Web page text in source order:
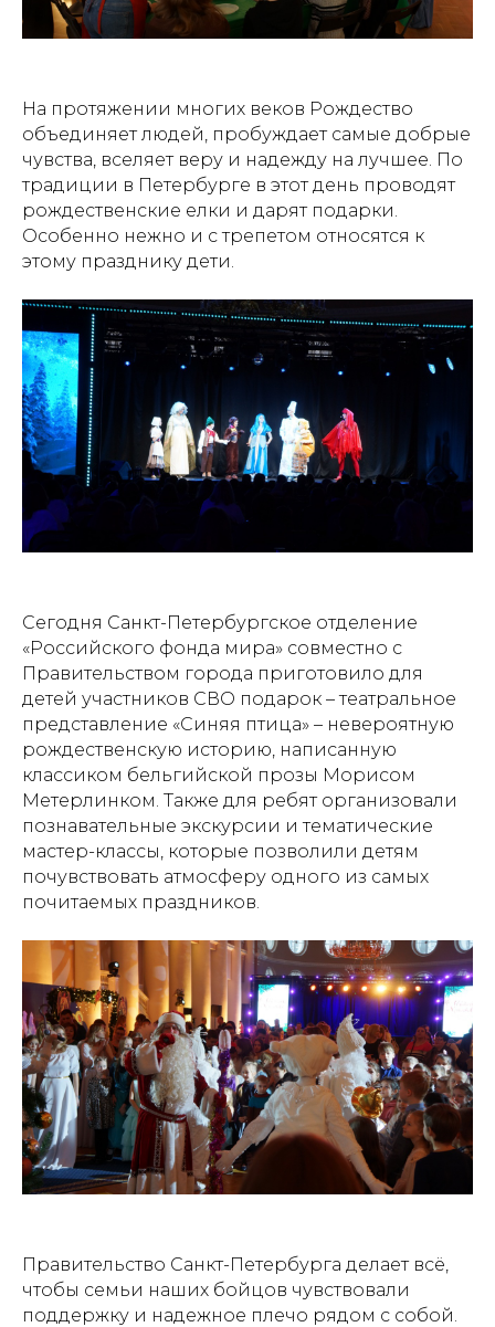
На протяжении многих веков Рождество
объединяет людей, пробуждает самые добрые
чувства, вселяет веру и надежду на лучшее. По
традиции в Петербурге в этот день проводят
рождественские елки и дарят подарки.
Особенно нежно и с трепетом относятся к
этому празднику дети.
Сегодня Санкт-Петербургское отделение
«Российского фонда мира» совместно с
Правительством города приготовило для
детей участников СВО подарок – театральное
представление «Синяя птица» – невероятную
рождественскую историю, написанную
классиком бельгийской прозы Морисом
Метерлинком. Также для ребят организовали
познавательные экскурсии и тематические
мастер-классы, которые позволили детям
почувствовать атмосферу одного из самых
почитаемых праздников.
Правительство Санкт-Петербурга делает всё,
чтобы семьи наших бойцов чувствовали
поддержку и надежное плечо рядом с собой.